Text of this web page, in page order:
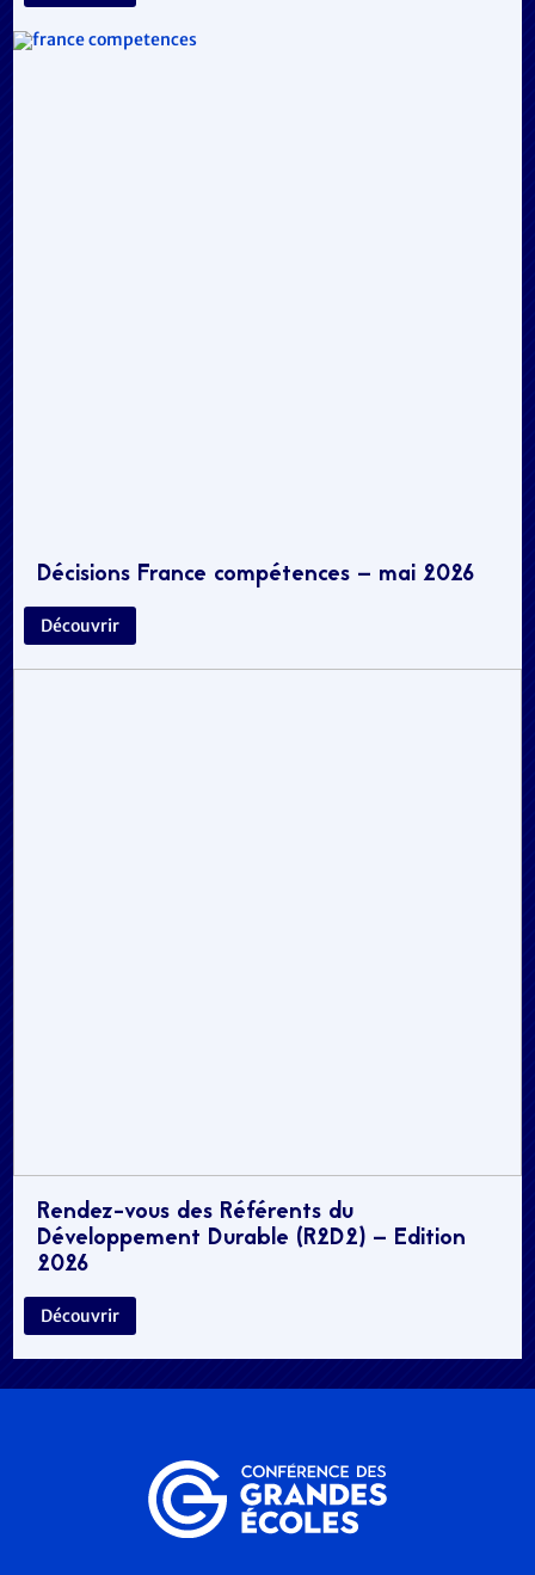
Décisions France compétences – mai 2026
Découvrir
Rendez-vous des Référents du
Développement Durable (R2D2) – Edition
2026
Découvrir